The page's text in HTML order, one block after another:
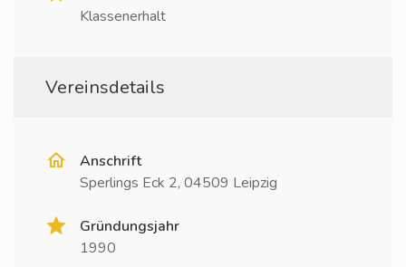
Klassenerhalt
Vereinsdetails
Anschrift
Sperlings Eck 2, 04509 Leipzig
Gründungsjahr
1990